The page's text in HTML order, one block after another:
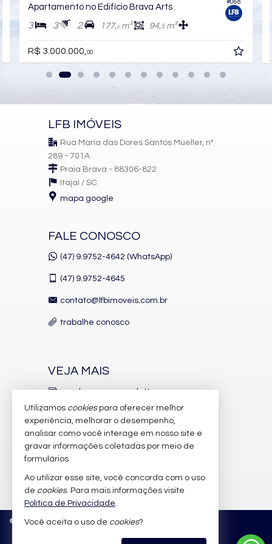
Medidores Individuais
Captação de Água
Portão Eletrônico
Playground
Brinquedoteca
Automação Predial
Piscina Infantil
Elevador
Pìscina Térmica
Sala de Reunião
Entrada para Banhistas
Hall Decorado e Mobiliado
Acessibilidade para PNE
Hidromassagem
Apartamento no Edifício Brava Arts
3 3 2 177,0m² 94,5m²
R$ 3.000.000,00
LFB IMÓVEIS
Rua Maria das Dores Santos Mueller, nº
289 - 701A
Praia Brava - 88306-822
Itajaí / SC
mapa google
FALE CONOSCO
(47) 9.9752-4642 (WhatsApp)
(47) 9.9752-4645
contato@lfbimoveis.com.br
trabalhe conosco
VEJA MAIS
receba nosso newsletter
indicadores financeiros
cadastre seu imóvel
imóveis favoritos
mapa de imóveis
© 2026 CRECI/SC 6.388-J Política de Privacidade
Utilizamos cookiespara oferecer melhor
experiência, melhorar o desempenho,
analisar como você interage em nosso site e
gravar informações coletadas por meio de
formulários.
Ao utilizar esse site, você concorda com o uso
de cookies. Para mais informações visite
Política de Privacidade.
Você aceita o uso de cookies?